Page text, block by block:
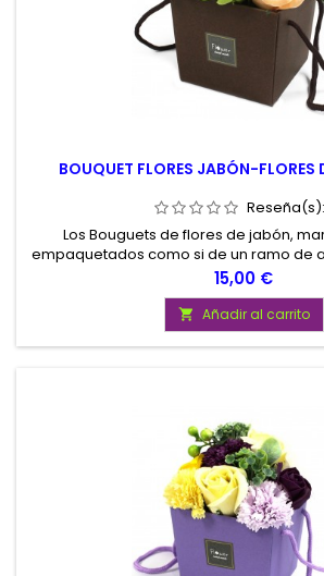
BOUQUET FLORES JABÓN-FLORES
Reseña(s):
Los Bouguets de flores de jabón,
empaquetados como si de un ramo de
tratara, son un regalo perfecto para
Precio
15,00 €
 Añadir al carrito